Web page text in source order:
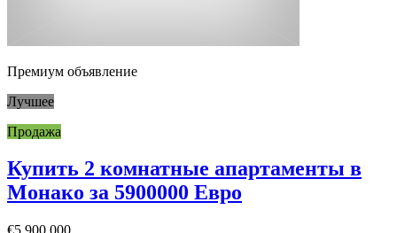
Премиум объявление
Лучшее
Продажа
Купить 2 комнатные апартаменты в
Монако за 5900000 Евро